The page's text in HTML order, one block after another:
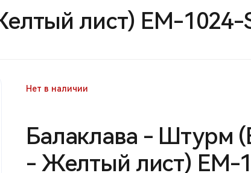
лист) EM-1024-
Нет в наличии
Балаклава - Штурм
- Желтый лист) EM-